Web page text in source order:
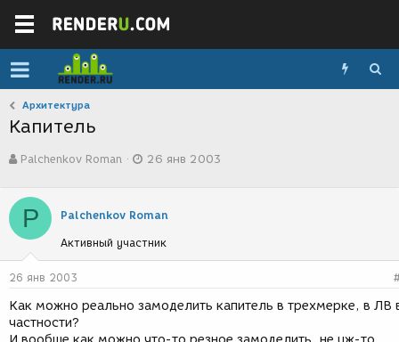
Архитектура
Капитель
в
о
р
т
е
м
ы
Palchenkov Roman
а
с
з
д
и
26 янв 2003
P Palchenkov Roman
Активный участник
26 янв 2003
Как можно реально замоделить капитель в трехмерке, в ЛВ
частности?